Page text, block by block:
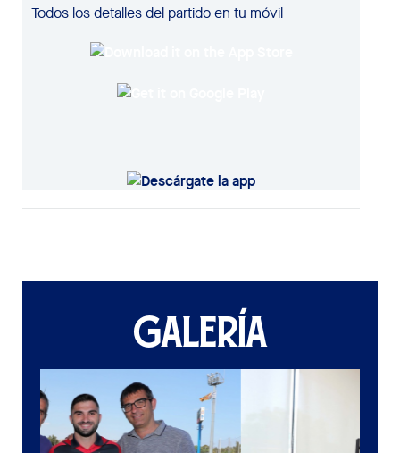
Todos los detalles del partido en tu móvil
GALERÍA